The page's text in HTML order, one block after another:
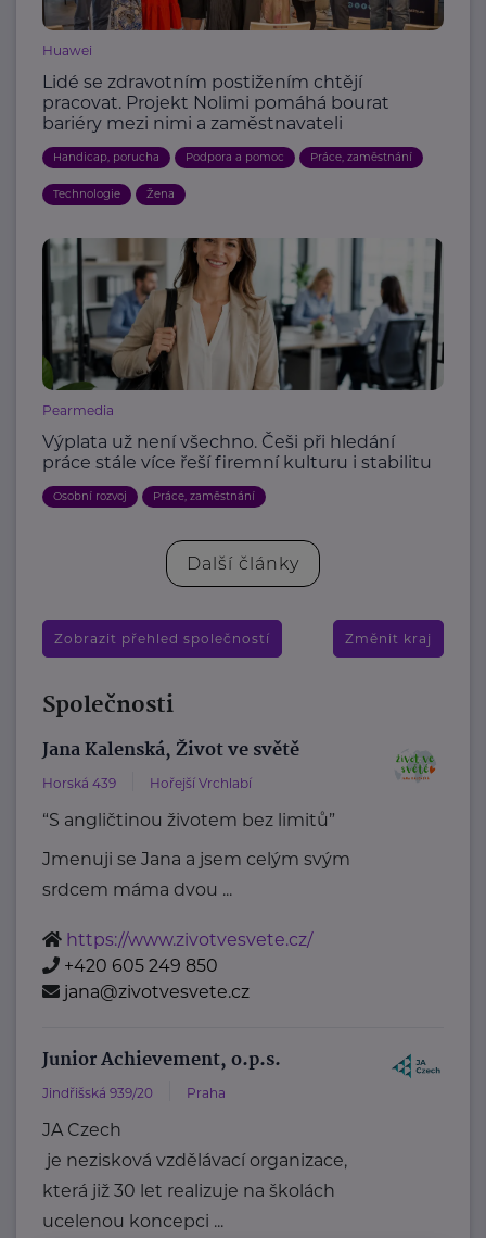
Huawei
Lidé se zdravotním postižením chtějí
pracovat. Projekt Nolimi pomáhá bourat
bariéry mezi nimi a zaměstnavateli
Handicap, porucha Podpora a pomoc Práce, zaměstnání
Technologie Žena
Pearmedia
Výplata už není všechno. Češi při hledání
práce stále více řeší firemní kulturu i stabilitu
Osobní rozvoj Práce, zaměstnání
Další články
Zobrazit přehled společností Změnit kraj
Společnosti
Jana Kalenská, Život ve světě
Horská 439 Hořejší Vrchlabí
“S angličtinou životem bez limitů”
Jmenuji se Jana a jsem celým svým
srdcem máma dvou ...
https://www.zivotvesvete.cz/
+420 605 249 850
jana@zivotvesvete.cz
Junior Achievement, o.p.s.
Jindřišská 939/20 Praha
JA Czech
je nezisková vzdělávací organizace,
která již 30 let realizuje na školách
ucelenou koncepci ...